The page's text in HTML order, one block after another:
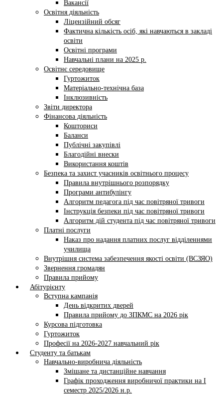
Вакансії
Освітня діяльність
Ліцензійний обсяг
Фактична кількість осіб, які навчаються в закладі
освіти
Освітні програми
Навчальні плани на 2025 р.
Освітнє середовище
Гуртожиток
Матеріально-технічна база
Інклюзивність
Звіти директора
Фінансова діяльність
Кошториси
Баланси
Публічні закупівлі
Благодійні внески
Використання коштів
Безпека та захист учасників освітнього процесу
Правила внутрішнього розпорядку
Програми антибулінгу
Алгоритм педагога під час повітряної тривоги
Інструкція безпеки під час повітряної тривоги
Алгоритм дій студента під час повітряної тривоги
Платні послуги
Наказ про надання платних послуг відділеннями
училища
Внутрішня система забезпечення якості освіти (ВСЗЯО)
Звернення громадян
Правила прийому
Абітурієнту
Вступна кампанія
День відкритих дверей
Правила прийому до ЗПКМС на 2026 рік
Курсова підготовка
Гуртожиток
Професії на 2026-2027 навчальний рік
Студенту та батькам
Навчально-виробнича діяльність
Змішане та дистанційне навчання
Графік проходження виробничої практики на І
семестр 2025/2026 н.р.